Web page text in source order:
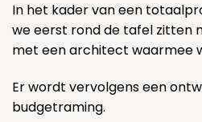
In het kader van een
we eerst rond de tafel zitten
met een architect waarmee
Er wordt vervolgens een
budgetraming.